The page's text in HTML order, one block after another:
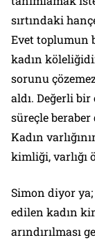
sırtındaki
Evet toplumun
kadın
sorunu
aldı. Değerli
süreçle
Kadın
kimliği, varlığı
Simon diyor ya;
edilen kadın
arındırılması